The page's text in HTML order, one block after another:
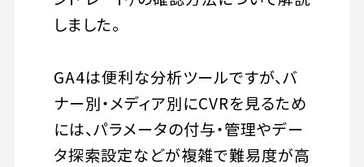
しました。
GA4は便利な分析ツールですが、バ
ナー別・メディア別にCVRを見るため
には、パラメータの付与・管理やデー
タ探索設定などが複雑で難易度が高